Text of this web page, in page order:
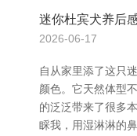
迷你杜宾犬养后
2026-06-17
自从家里添了这只
颜色。它天然体型
的泛泛带来了很多
睬我，用湿淋淋的